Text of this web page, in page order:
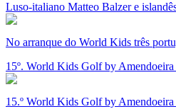
Luso-italiano Matteo Balzer e
No arranque do World Kids três
15º. World Kids Golf by
15.º World Kids Golf by